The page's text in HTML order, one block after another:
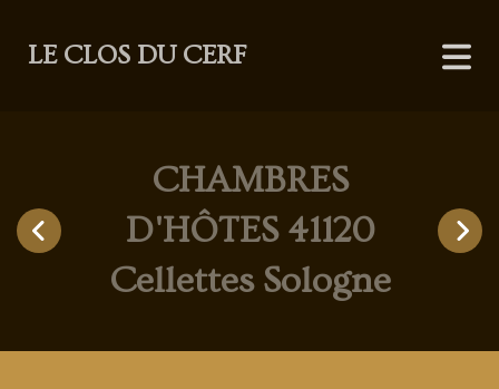
CHAMBRES
D'HÔTES 41120
Cellettes Sologne
LE CLOS DU CERF